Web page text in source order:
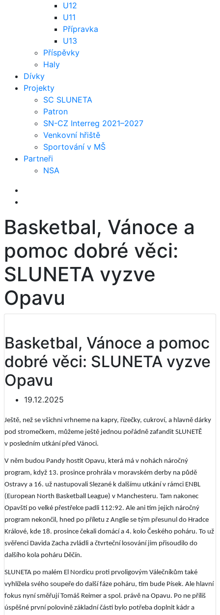
U12
U11
Přípravka
U13
Příspěvky
Haly
Dívky
Projekty
SC SLUNETA
Patron
SN-CZ Interreg 2021–2027
Venkovní hřiště
Sportování v MŠ
Partneři
NSA
Basketbal, Vánoce a
pomoc dobré věci:
SLUNETA vyzve
Opavu
Basketbal, Vánoce a pomoc
dobré věci: SLUNETA vyzve
Opavu
19.12.2025
Ještě, než se všichni vrhneme na kapry, řízečky, cukroví, a hlavně dárky
pod stromečkem, můžeme ještě jednou pořádně zafandit SLUNETĚ
v posledním utkání před Vánoci.
V něm budou Pandy hostit Opavu, která má v nohách náročný
program, když 13. prosince prohrála v moravském derby na půdě
Ostravy a 16. už nastupovali Slezané k dalšímu utkání v rámci ENBL
(European North Basketball League) v Manchesteru. Tam nakonec
Opavští po velké přestřelce padli 112:92. Ale ani tím jejich náročný
program nekončil, hned po příletu z Anglie se tým přesunul do Hradce
Králové, kde 18. prosince čekali domácí a 4. kolo Českého poháru. To už
svěřenci Davida Zacha zvládli a čtvrteční losování jim přisoudilo do
dalšího kola poháru Děčín.
SLUNETA po malém El Nordicu proti prvoligovým Válečníkům také
vyhlížela svého soupeře do další fáze poháru, tím bude Písek. Ale hlavní
fokus nyní směřují Tomáš Reimer a spol. právě na Opavu. Po ne příliš
úspěšné první polovině základní části bylo potřeba doplnit kádr a